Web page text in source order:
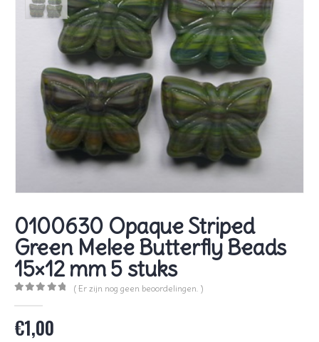
0100630 Opaque Striped
Green Melee Butterfly Beads
15×12 mm 5 stuks
( Er zijn nog geen beoordelingen. )
€1,00